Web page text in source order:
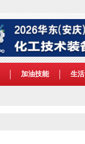
加油技能 生活